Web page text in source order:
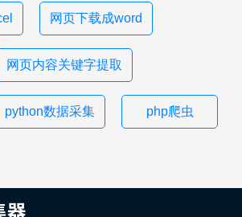
网页下载成word
网页内容关键字提取
python数据采集 php爬虫